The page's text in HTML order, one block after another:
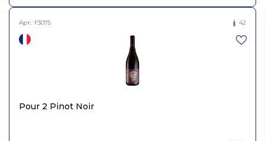
Арт.: F3075 42
Pour 2 Pinot Noir